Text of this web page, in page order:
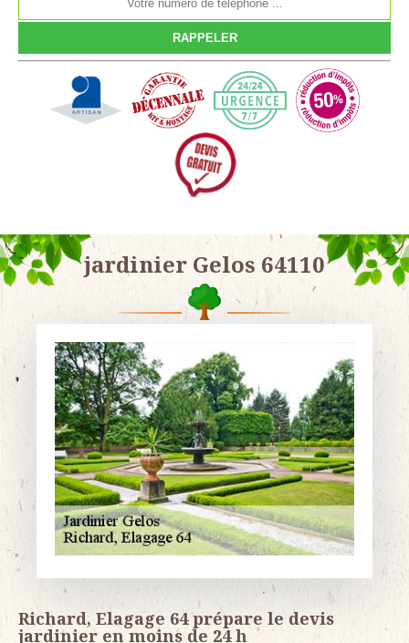
jardinier Gelos 64110
Richard, Elagage 64 prépare le devis
jardinier en moins de 24 h